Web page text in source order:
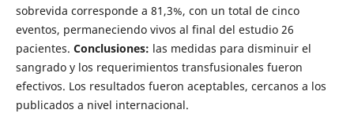
sobrevida corresponde a 81,3%, con un total de cinco
eventos, permaneciendo vivos al final del estudio 26
pacientes. Conclusiones: las medidas para disminuir el
sangrado y los requerimientos transfusionales fueron
efectivos. Los resultados fueron aceptables, cercanos a los
publicados a nivel internacional.